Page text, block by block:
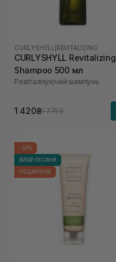
CURLYSHYLL REVITALIZING
CURLYSHYLL Revitalizing
Shampoo 500 мл
Ревіталізуючий шампунь
1 420₴1 775₴
-20%
ВИБІР ОКСАНИ
ПОДАРУНОК